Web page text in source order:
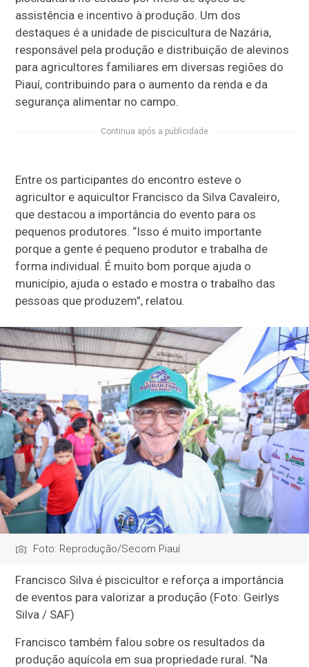
assistência e incentivo à produção. Um dos
destaques é a unidade de piscicultura de Nazária,
responsável pela produção e distribuição de alevinos
para agricultores familiares em diversas regiões do
Piauí, contribuindo para o aumento da renda e da
segurança alimentar no campo.
Continua após a publicidade
Entre os participantes do encontro esteve o
agricultor e aquicultor Francisco da Silva Cavaleiro,
que destacou a importância do evento para os
pequenos produtores. “Isso é muito importante
porque a gente é pequeno produtor e trabalha de
forma individual. É muito bom porque ajuda o
município, ajuda o estado e mostra o trabalho das
pessoas que produzem”, relatou.
Foto: Reprodução/Secom Piauí
Francisco Silva é piscicultor e reforça a importância
de eventos para valorizar a produção (Foto: Geirlys
Silva / SAF)
Francisco também falou sobre os resultados da
produção aquícola em sua propriedade rural. “Na